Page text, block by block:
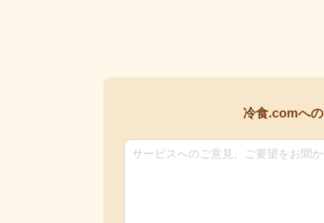
冷食.comへの